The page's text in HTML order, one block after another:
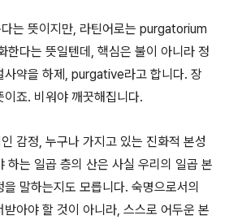
는 뜻이지만, 라틴어로는 purgatorium
한다는 뜻일텐데, 핵심은 불이 아니라 정
사약을 하제, purgative라고 합니다. 장
죠. 비워야 깨끗해집니다.
감정, 누구나 가지고 있는 진화적 본성
하는 일곱 층의 산은 사실 우리의 일곱 본
말하는지도 모릅니다. 숙명으로서의
아야 할 것이 아니라, 스스로 어두운 본